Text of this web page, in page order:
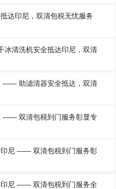
达印尼，双清包税无忧服务
清洗机安全抵达印尼，双清
—— 助滤清器安全抵达，双清
—— 双清包税到门服务彰显专
印尼 —— 双清包税到门服务彰
印尼 —— 双清包税到门服务全